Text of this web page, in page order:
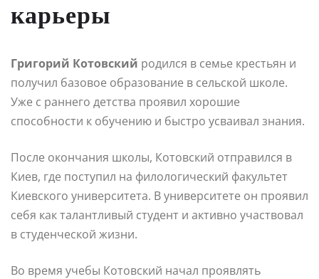
карьеры
Григорий Котовский родился в семье крестьян и
получил базовое образование в сельской школе.
Уже с раннего детства проявил хорошие
способности к обучению и быстро усваивал знания.
После окончания школы, Котовский отправился в
Киев, где поступил на филологический факультет
Киевского университета. В университете он проявил
себя как талантливый студент и активно участвовал
в студенческой жизни.
Во время учебы Котовский начал проявлять